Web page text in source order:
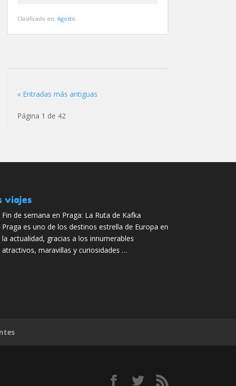
Clasificado en:Agosto
« Entradas más antiguas
Página 1 de 42
viajes
Fin de semana en Praga: La Ruta de Kafka
Praga es uno de los destinos estrella de Europa en
la actualidad, gracias a los innumerables
atractivos, maravillas y curiosidades …